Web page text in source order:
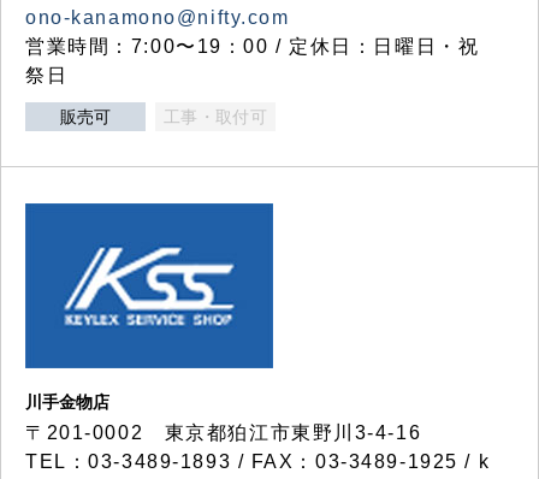
ono-kanamono@nifty.com
営業時間：7:00〜19：00 / 定休日：日曜日・祝
祭日
販売可 工事・取付可
川手金物店
〒201-0002 東京都狛江市東野川3-4-16
TEL：03-3489-1893 / FAX：03-3489-1925 / k